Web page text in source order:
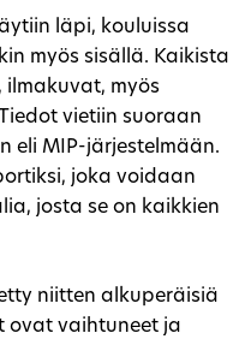
läpi, kouluissa
myös sisällä. Kaikista
myös
vietiin suoraan
eli MIP-järjestelmään.
joka voidaan
josta se on kaikkien
niitten alkuperäisiä
ovat vaihtuneet ja